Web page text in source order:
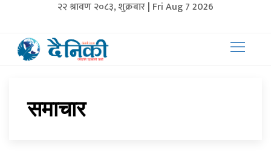
२२ श्रावण २०८३, शुक्रबार | Fri Aug 7 2026
समाचार